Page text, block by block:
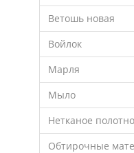
Ветошь новая
Войлок
Марля
Мыло
Нетканое полотно
Обтирочные